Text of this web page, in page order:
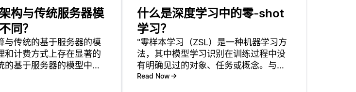
构与传统服务器模
同？
与传统的基于服务器的模
和计费方式上存在显著的
的基于服务器的模型中，
配置和管理服务器以托管
什么是深度学习中的零-shot
学习？
"零样本学习（ZSL）是一种机器学习方
法，其中模型学习识别在训练过程中没
有明确见过的对象、任务或概念。与其
要求每个类别都有标记示例以有效地进
Read Now